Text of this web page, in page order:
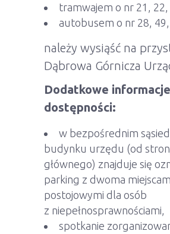
tramwajem o nr 21, 22,
autobusem o nr 28, 49,
należy wysiąść na
Dąbrowa Górnicza
Dodatkowe
dostępności:
w bezpośrednim
budynku urzędu (od
głównego) znajduje się
parking z dwoma
postojowymi dla osób
z niepełnosprawnościami,
spotkanie